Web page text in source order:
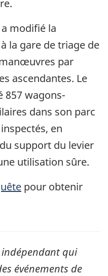
a modifié la
la gare de triage de
par
ascendantes. Le
857 wagons-
dans son parc
en
support du levier
utilisation sûre.
pour obtenir
qui
événements de